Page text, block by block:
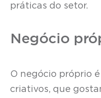
práticas do setor.
Negócio
O negócio próprio
criativos, que